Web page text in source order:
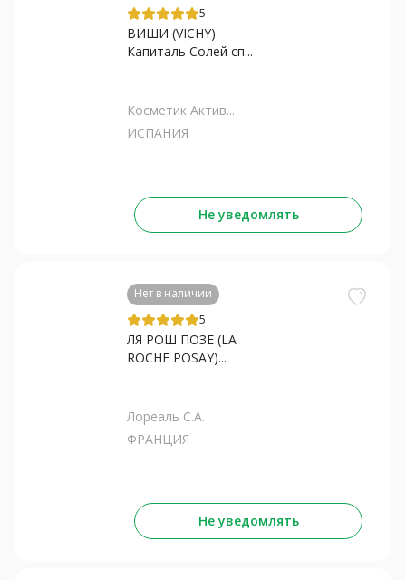
5
ВИШИ (VICHY)
Капиталь Солей сп...
Косметик Актив...
ИСПАНИЯ
Не уведомлять
Нет в наличии
5
ЛЯ РОШ ПОЗЕ (LA
ROCHE POSAY)...
Лореаль С.А.
ФРАНЦИЯ
Не уведомлять